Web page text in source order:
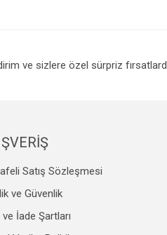
ve sizlere özel sürpriz
Satış Sözleşmesi
ve Güvenlik
İade Şartları